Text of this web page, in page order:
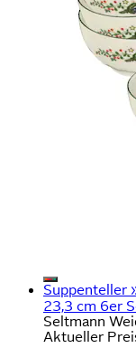
Suppenteller
23,3 cm 6er
Seltmann
Aktueller